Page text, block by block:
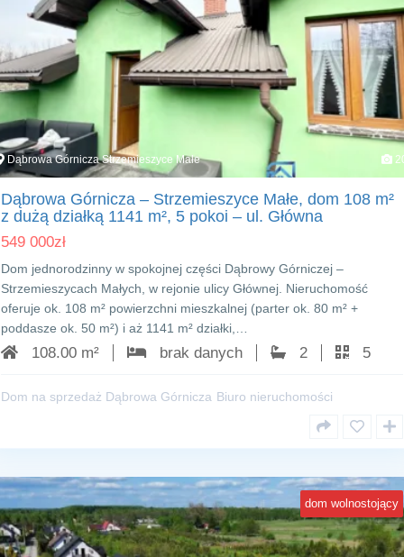
Dąbrowa Górnicza Strzemieszyce Małe
Dąbrowa Górnicza – Strzemieszyce Małe, dom 108 m²
z dużą działką 1141 m², 5 pokoi – ul. Główna
549 000zł
Dom jednorodzinny w spokojnej części Dąbrowy Górniczej –
Strzemieszycach Małych, w rejonie ulicy Głównej. Nieruchomość
oferuje ok. 108 m² powierzchni mieszkalnej (parter ok. 80 m² +
poddasze ok. 50 m²) i aż 1141 m² działki,…
108.00 m² brak danych 2 5
Dom na sprzedaż Dąbrowa Górnicza Biuro nieruchomości
dom wolnostojący